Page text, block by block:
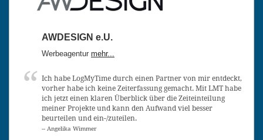
AWDESIGN e.U.
Werbeagentur mehr...
Ich habe LogMyTime durch einen Partner von mir entdeckt,
vorher habe ich keine Zeiterfassung gemacht. Mit LMT habe
ich jetzt einen klaren Überblick über die Zeiteinteilung
meiner Projekte und kann den Aufwand viel besser
beurteilen und ein-/zuteilen.
-- Angelika Wimmer